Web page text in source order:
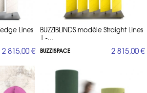
Lines
2 815,00 €
BUZZIBLINDS modèle Straight Lines
1 -...
BUZZISPACE 2 815,00 €